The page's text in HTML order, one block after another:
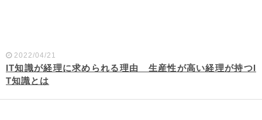
2022/04/21
IT知識が経理に求められる理由 生産性が高い経理が持つI
T知識とは